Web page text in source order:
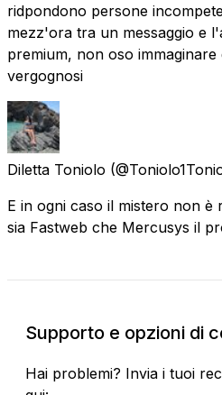
ridpondono persone
mezz'ora tra un messaggio e
premium, non oso
vergognosi
Diletta Toniolo
E in ogni caso il mistero non è
sia Fastweb che Mercusys il
Supporto e opzioni di
Hai problemi? Invia i tuoi